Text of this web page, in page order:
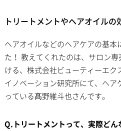
トリートメントやヘアオイルの
ヘアオイルなどのヘアケアの基本
た！ 教えてくれたのは、サロン
ける、株式会社ビューティーエ
イノベーション研究所にて、ヘ
っている髙野維斗也さんです。
Q.トリートメントって、実際どん